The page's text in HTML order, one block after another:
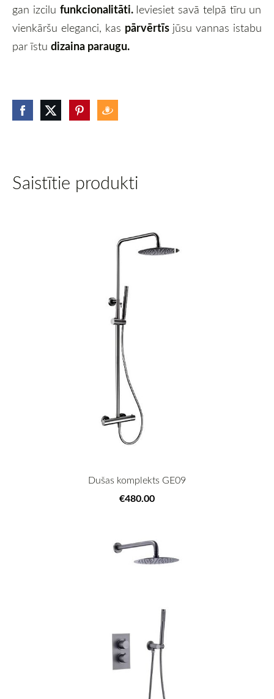
gan izcilu funkcionalitāti. Ieviesiet savā telpā tīru un
vienkāršu eleganci, kas pārvērtīsjūsu vannas istabu
par īstu dizaina paraugu.
Saistītie produkti
Dušas komplekts GE09
€480.00